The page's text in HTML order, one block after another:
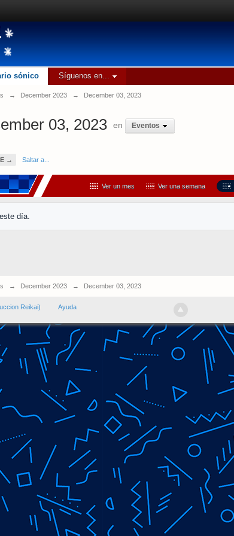
sónico Síguenos en...
→ December 2023 → December 03, 2023
03, 2023 en Eventos
→ Saltar a...
Ver un mes Ver una semana
día.
→ December 2023 → December 03, 2023
Reikai) Ayuda